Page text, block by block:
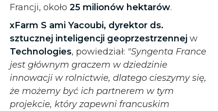
Francji, około 25 milionów hektarów.
xFarm S ami Yacoubi, dyrektor ds.
sztucznej inteligencji geoprzestrzennej w
Technologies, powiedział: "Syngenta France
jest głównym graczem w dziedzinie
innowacji w rolnictwie, dlatego cieszymy się,
że możemy być ich partnerem w tym
projekcie, który zapewni francuskim